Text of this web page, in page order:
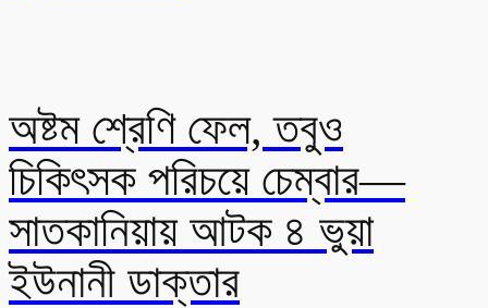
অষ্টম শ্রেণি ফেল, তবুও
চিকিৎসক পরিচয়ে চেম্বার—
সাতকানিয়ায় আটক ৪ ভুয়া
ইউনানী ডাক্তার